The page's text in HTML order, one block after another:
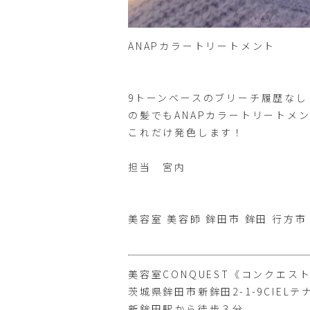
ANAPカラートリートメント
9トーンベースのブリーチ履歴なし
の髪でもANAPカラートリートメ
これだけ発色します！
担当 宮内
美容室 美容師 鉾田市 鉾田 行方
美容室CONQUEST《コンクエス
茨城県鉾田市新鉾田2-1-9CIELテ